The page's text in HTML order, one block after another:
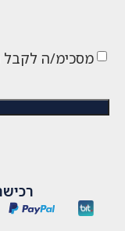
מסכימ/ה לקבל